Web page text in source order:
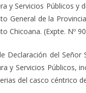
y Servicios Públicos y
General de la
Chicoana. (Expte. Nº
Declaración del Señor
y Servicios Públicos,
del casco céntrico